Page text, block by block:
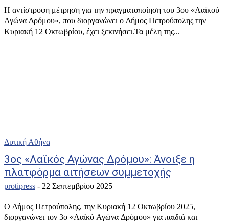
Η αντίστροφη μέτρηση για την πραγματοποίηση του 3ου «Λαϊκού
Αγώνα Δρόμου», που διοργανώνει ο Δήμος Πετρούπολης την
Κυριακή 12 Οκτωβρίου, έχει ξεκινήσει.Τα μέλη της...
Δυτική Αθήνα
3ος «Λαϊκός Αγώνας Δρόμου»: Άνοιξε η
πλατφόρμα αιτήσεων συμμετοχής
protipress - 22 Σεπτεμβρίου 2025
Ο Δήμος Πετρούπολης, την Κυριακή 12 Οκτωβρίου 2025,
διοργανώνει τον 3ο «Λαϊκό Αγώνα Δρόμου» για παιδιά και